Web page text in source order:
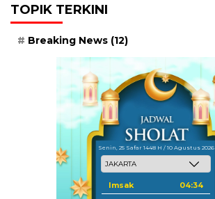
TOPIK TERKINI
Breaking News (12)
Senin, 25 Safar 1448 H / 10 Agustus 2026
Imsak 04:34